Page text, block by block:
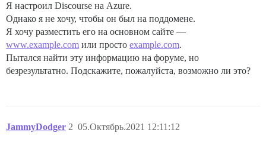
Я настроил Discourse на Azure.
Однако я не хочу, чтобы он был на поддомене.
Я хочу разместить его на основном сайте —
www.example.com или просто example.com.
Пытался найти эту информацию на форуме, но
безрезультатно. Подскажите, пожалуйста, возможно ли это?
JammyDodger 05.Октябрь.2021 12:11:12
2